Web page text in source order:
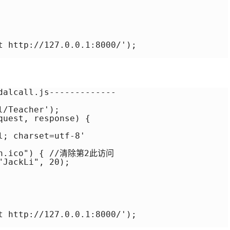
http://127.0.0.1:8000/');
Teacher');
response) {
charset=utf-8'
{ //清除第2此访问
20);
http://127.0.0.1:8000/');